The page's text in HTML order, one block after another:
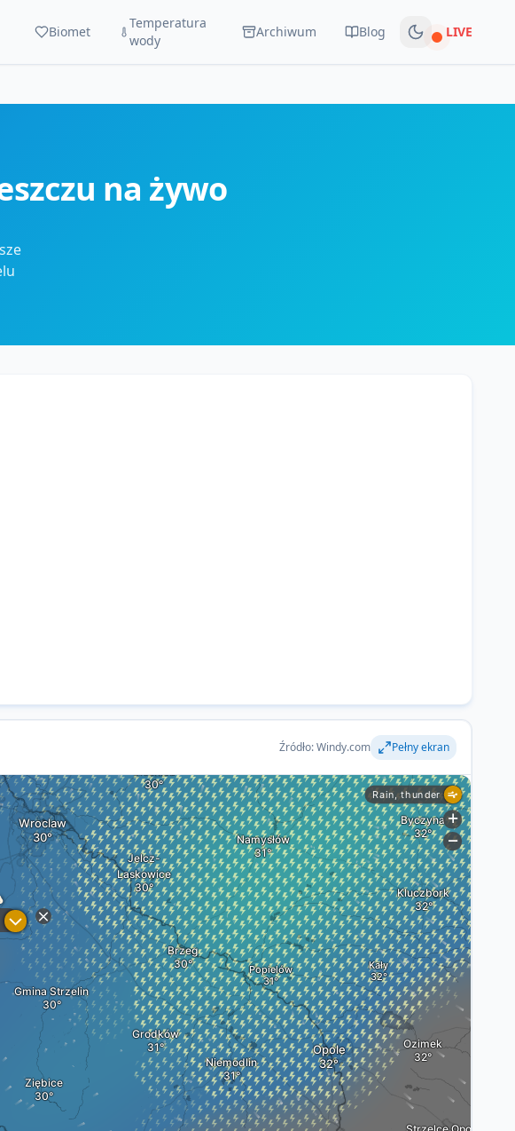
Biomet
Temperatura
wody
Archiwum Blog Na żywo
LIVE
na żywo
Źródło: Windy.com Pełny ekran